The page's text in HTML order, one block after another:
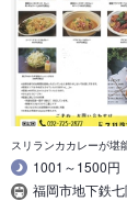
スリランカカレーが堪
1001～1500円
福岡市地下鉄